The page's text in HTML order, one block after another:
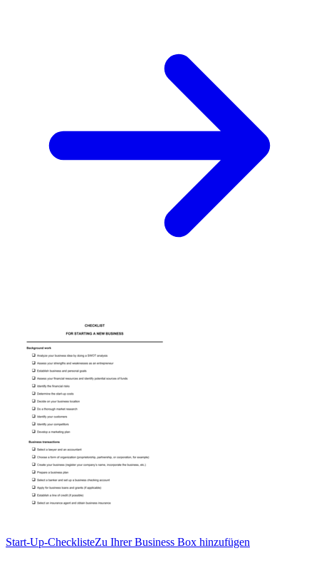
Start-Up-ChecklisteZu Ihrer Business Box hinzufügen